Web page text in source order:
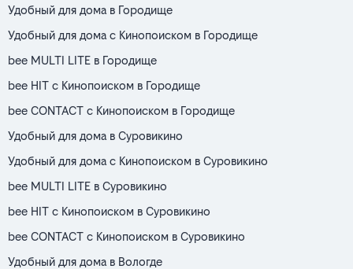
Удобный для дома в Городище
Удобный для дома с Кинопоиском в Городище
bee MULTI LITE в Городище
bee HIT с Кинопоиском в Городище
bee CONTACT с Кинопоиском в Городище
Удобный для дома в Суровикино
Удобный для дома с Кинопоиском в Суровикино
bee MULTI LITE в Суровикино
bee HIT с Кинопоиском в Суровикино
bee CONTACT с Кинопоиском в Суровикино
Удобный для дома в Вологде